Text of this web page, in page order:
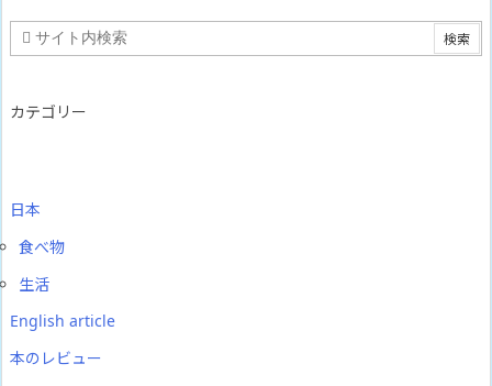
カテゴリー
日本
食べ物
生活
English article
本のレビュー